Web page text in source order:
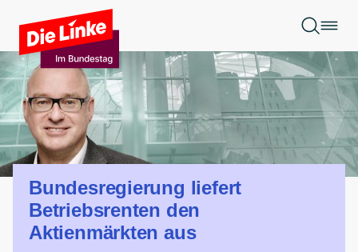
Zum Hauptinhalt springen
Bundesregierung liefert
Betriebsrenten den
Aktienmärkten aus